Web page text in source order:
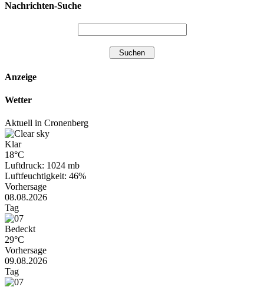
Nachrichten-Suche
Anzeige
Wetter
Aktuell in Cronenberg
Klar
18°C
Luftdruck: 1024 mb
Luftfeuchtigkeit: 46%
Vorhersage
08.08.2026
Tag
Bedeckt
29°C
Vorhersage
09.08.2026
Tag